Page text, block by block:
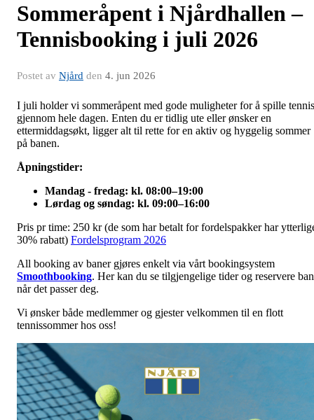
Sommeråpent i Njårdhallen –
Tennisbooking i juli 2026
Postet av Njård den 4. jun 2026
I juli holder vi sommeråpent med gode muligheter for å spille tennis
gjennom hele dagen. Enten du er tidlig ute eller ønsker en
ettermiddagsøkt, ligger alt til rette for en aktiv og hyggelig sommer
på banen.
Åpningstider:
Mandag - fredag: kl. 08:00–19:00
Lørdag og søndag: kl. 09:00–16:00
Pris pr time: 250 kr (de som har betalt for fordelspakker har
30% rabatt) Fordelsprogram 2026
All booking av baner gjøres enkelt via vårt bookingsystem
Smoothbooking. Her kan du se tilgjengelige tider og reservere
når det passer deg.
Vi ønsker både medlemmer og gjester velkommen til en flott
tennissommer hos oss!